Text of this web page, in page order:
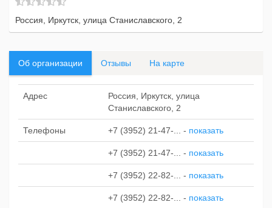
Россия, Иркутск, улица Станиславского, 2
Об организации Отзывы На карте
Адрес
Россия, Иркутск, улица
Станиславского, 2
Телефоны +7 (3952) 21-47-... - показать
+7 (3952) 21-47-... - показать
+7 (3952) 22-82-... - показать
+7 (3952) 22-82-... - показать